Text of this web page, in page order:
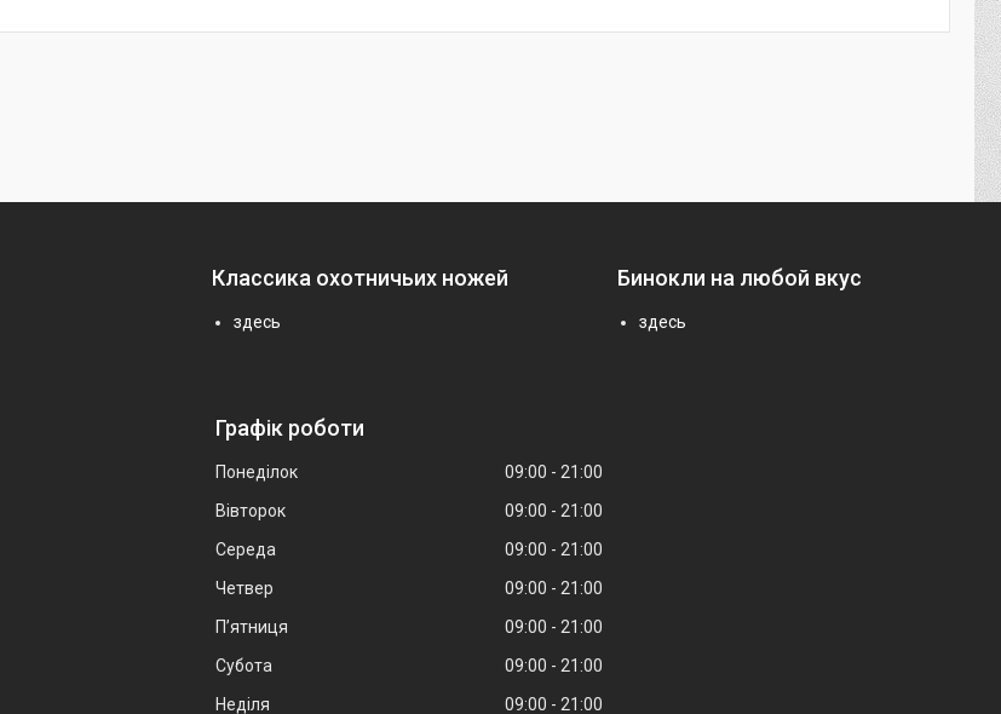
Классика охотничьих ножей
здесь
Бинокли на любой вкус
здесь
Графік роботи
Понеділок 09:00
21:00
Вівторок
09:00
21:00
Середа
09:00
21:00
Четвер
09:00
21:00
Пʼятниця
09:00
21:00
Субота
09:00
21:00
Неділя
09:00 21:00